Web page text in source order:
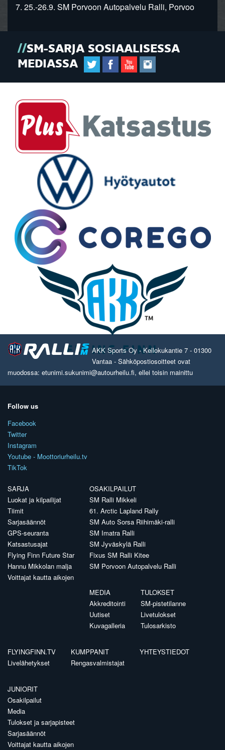
7. 25.-26.9. SM Porvoon Autopalvelu Ralli, Porvoo
SM-SARJA SOSIAALISESSA
MEDIASSA
AKK Sports Oy - Kellokukantie 7 - 01300
Vantaa - Sähköpostiosoitteet ovat
muodossa: etunimi.sukunimi@autourheilu.fi, ellei toisin mainittu
Follow us
Facebook
Twitter
Instagram
Youtube - Moottoriurheilu.tv
TikTok
SARJA
Luokat ja kilpailijat
Tiimit
Sarjasäännöt
GPS-seuranta
Katsastusajat
Flying Finn Future Star
Hannu Mikkolan malja
Voittajat kautta aikojen
OSAKILPAILUT
SM Ralli Mikkeli
61. Arctic Lapland Rally
SM Auto Sorsa Riihimäki-ralli
SM Imatra Ralli
SM Jyväskylä Ralli
Fixus SM Ralli Kitee
SM Porvoon Autopalvelu Ralli
MEDIA
Akkreditointi
Uutiset
Kuvagalleria
TULOKSET
SM-pistetilanne
Livetulokset
Tulosarkisto
FLYINGFINN.TV
Livelähetykset
KUMPPANIT
Rengasvalmistajat
YHTEYSTIEDOT
JUNIORIT
Osakilpailut
Media
Tulokset ja sarjapisteet
Sarjasäännöt
Voittajat kautta aikojen